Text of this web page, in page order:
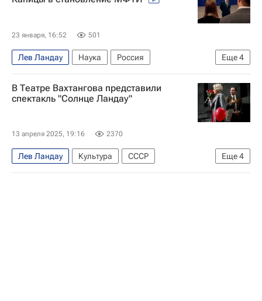
23 января, 16:52 501
Еще4
Лев Ландау Наука
Россия
Петр Капица
Владимир Путин
Московский физико-технический институт
В Театре Вахтангова представили
спектакль "Солнце Ландау"
13 апреля 2025, 19:16 2370
Еще4
Лев Ландау Культура
СССР
Юлия Рутберг
Москва
Россия